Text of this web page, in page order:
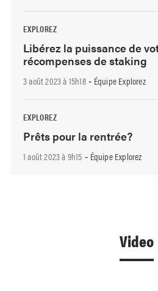
EXPLOREZ
Libérez la puissance de
récompenses de staking
3 août 2023 à 15h18- Équipe Explorez
EXPLOREZ
Prêts pour la rentrée?
1 août 2023 à 9h15 - Équipe Explorez
Video